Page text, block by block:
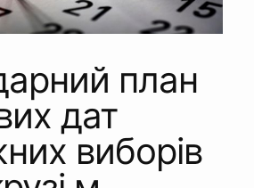
план
дат
виборів